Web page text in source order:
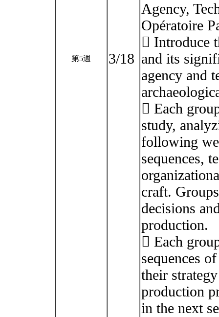
第5週 3/18
Agency,
Opératoire
 Introduce
and its
agency and
 Each
study,
following
sequences,
craft.
decisions
production.
 Each
sequences
their
production
in the next